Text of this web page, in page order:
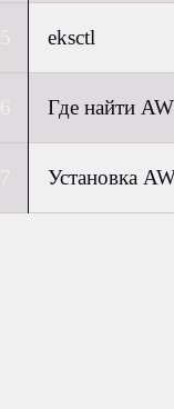
eksctl
Где найти
Установка